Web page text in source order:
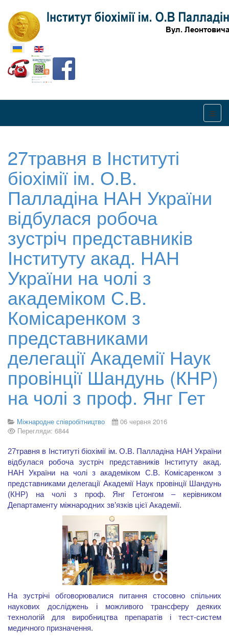
Оберіть свою мову
27травня в Інституті
біохімії ім. О.В.
Палладіна НАН України
відбулася робоча
зустріч представників
Інституту акад. НАН
України на чолі з
академіком С.В.
Комісаренком з
представниками
делегації Академії Наук
провінції Шандунь (КНР)
на чолі з проф. Янг Гет
Міжнародне співробітництво
06 червня 2016
Перегляди: 6844
27травня в Інституті біохімії ім. О.В. Палладіна НАН України
відбулася робоча зустріч представників Інституту акад.
НАН України на чолі з академіком С.В. Комісаренком з
представниками делегації Академії Наук провінції Шандунь
(КНР) на чолі з проф. Янг Гетонгом – керівником
Департаменту міжнародних зв’язків цієї Академії.
На зустрічі обговорювалися питання стосовно спільних
наукових досліджень і можливого трансферу деяких
технологій для виробництва препаратів і тест-систем
медичного призначення.